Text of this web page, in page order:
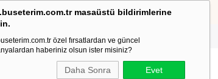
masaüstü bildirimlerine
özel fırsatlardan ve güncel
haberiniz olsun ister misiniz?
Daha Sonra Evet
HIZLI KARGO